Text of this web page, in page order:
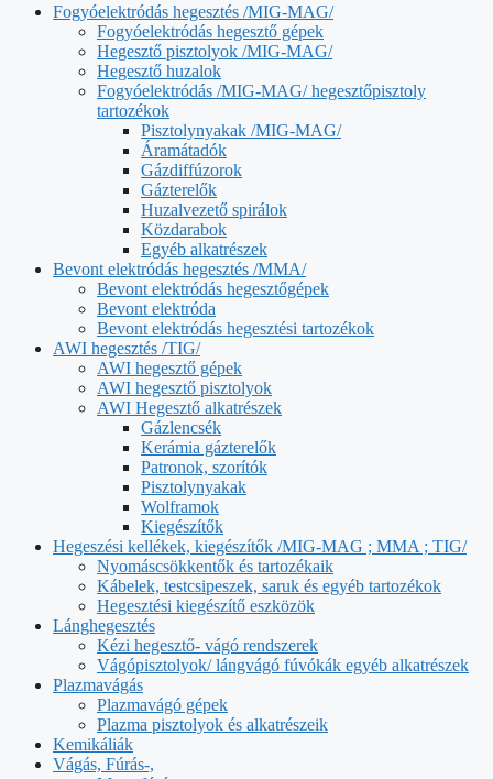
Fogyóelektródás hegesztés /MIG-MAG/
Fogyóelektródás hegesztő gépek
Hegesztő pisztolyok /MIG-MAG/
Hegesztő huzalok
Fogyóelektródás /MIG-MAG/ hegesztőpisztoly
tartozékok
Pisztolynyakak /MIG-MAG/
Áramátadók
Gázdiffúzorok
Gázterelők
Huzalvezető spirálok
Közdarabok
Egyéb alkatrészek
Bevont elektródás hegesztés /MMA/
Bevont elektródás hegesztőgépek
Bevont elektróda
Bevont elektródás hegesztési tartozékok
AWI hegesztés /TIG/
AWI hegesztő gépek
AWI hegesztő pisztolyok
AWI Hegesztő alkatrészek
Gázlencsék
Kerámia gázterelők
Patronok, szorítók
Pisztolynyakak
Wolframok
Kiegészítők
Hegeszési kellékek, kiegészítők /MIG-MAG ; MMA ; TIG/
Nyomáscsökkentők és tartozékaik
Kábelek, testcsipeszek, saruk és egyéb tartozékok
Hegesztési kiegészítő eszközök
Lánghegesztés
Kézi hegesztő- vágó rendszerek
Vágópisztolyok/ lángvágó fúvókák egyéb alkatrészek
Plazmavágás
Plazmavágó gépek
Plazma pisztolyok és alkatrészeik
Kemikáliák
Vágás, Fúrás-,